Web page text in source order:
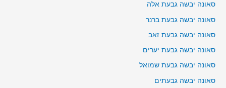
סאונה יבשה גבעת אלה
סאונה יבשה גבעת ברנר
סאונה יבשה גבעת זאב
סאונה יבשה גבעת יערים
סאונה יבשה גבעת שמואל
סאונה יבשה גבעתים